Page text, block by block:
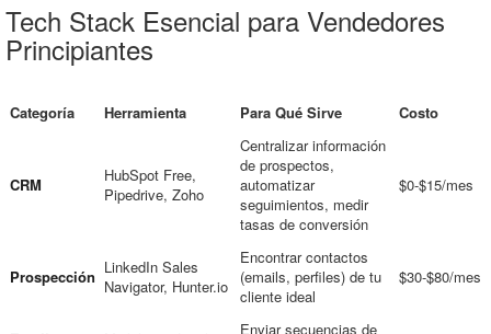
Tech Stack Esencial para Vendedores
Principiantes
Categoría Herramienta Para Qué Sirve Costo
CRM
HubSpot Free,
Pipedrive, Zoho
Centralizar información
de prospectos,
automatizar
seguimientos, medir
tasas de conversión
$0-$15/mes
Prospección LinkedIn Sales
Navigator, Hunter.io
Encontrar contactos
(emails, perfiles) de tu
cliente ideal
$30-$80/mes
Enviar secuencias de